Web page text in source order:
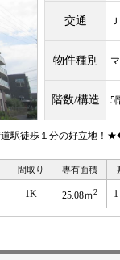
交通
物件種別
階数/構造 5
駅徒歩１分の好立地
間取り 専有面積
1K 25.08ｍ2